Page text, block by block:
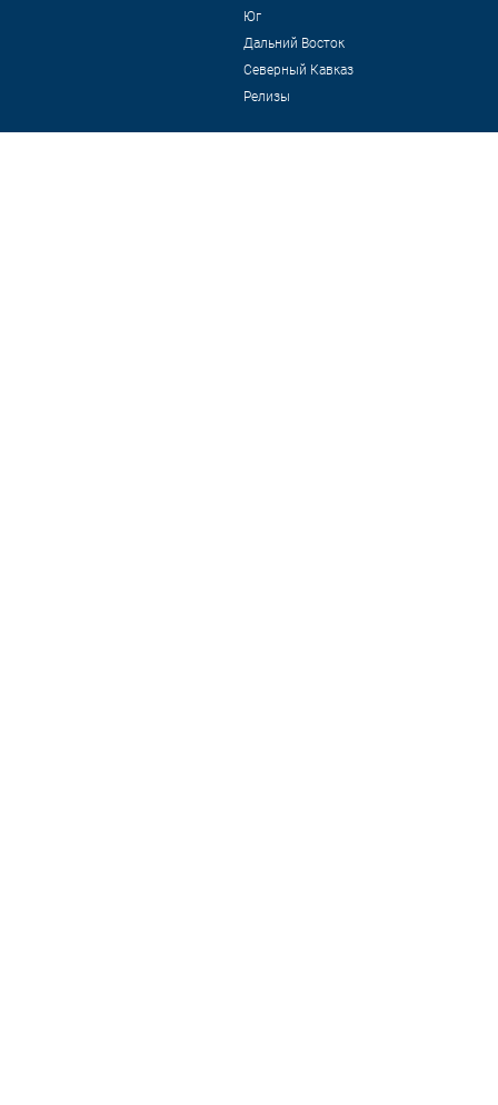
Юг
Дальний Восток
Северный Кавказ
Релизы